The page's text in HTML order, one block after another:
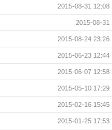
2015-08-31 12:08
2015-08-31
2015-08-24 23:26
2015-06-23 12:44
2015-06-07 12:58
2015-05-10 17:29
2015-02-16 15:45
2015-01-25 17:53